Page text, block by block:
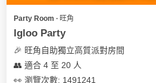
Party Room ∙ 旺角
Igloo Party
🎉 旺角自助獨立高質派對房間
👥 適合 4 至 20 人
👀 瀏覽次數: 1491241